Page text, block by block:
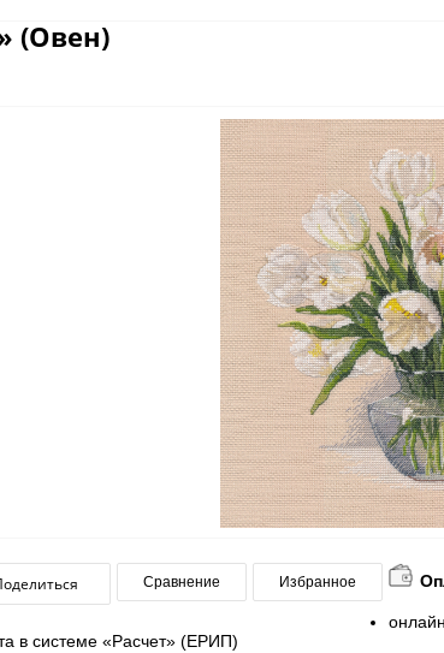
(Овен)
Сравнение Избранное
в системе «Расчет» (ЕРИП)